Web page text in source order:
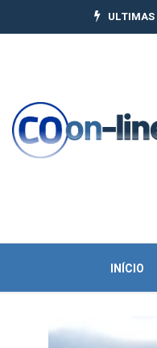
ULTIMAS
10 cursos gratuitos
INÍCIO